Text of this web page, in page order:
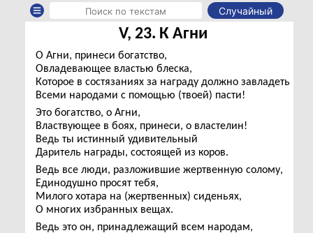
Случайный
V, 23. К Агни
О Агни, принеси богатство,
Овладевающее властью блеска,
Которое в состязаниях за награду должно завладеть
Всеми народами с помощью (твоей) пасти!
Это богатство, о Агни,
Властвующее в боях, принеси, о властелин!
Ведь ты истинный удивительный
Даритель награды, состоящей из коров.
Ведь все люди, разложившие жертвенную солому,
Единодушно просят тебя,
Милого хотара на (жертвенных) сиденьях,
О многих избранных вещах.
Ведь это он, принадлежащий всем народам,